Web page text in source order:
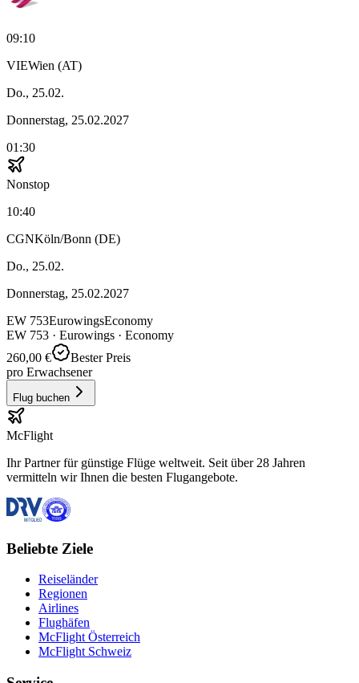
09:10
VIEWien (AT)
Do., 25.02.
Donnerstag, 25.02.2027
01:30
Nonstop
10:40
CGNKöln/Bonn (DE)
Do., 25.02.
Donnerstag, 25.02.2027
EW 753EurowingsEconomy
EW 753 · Eurowings · Economy
260,00 €
Bester Preis
pro Erwachsener
Flug buchen
McFlight
Ihr Partner für günstige Flüge weltweit. Seit über 28 Jahren
vermitteln wir Ihnen die besten Flugangebote.
Beliebte Ziele
Reiseländer
Regionen
Airlines
Flughäfen
McFlight Österreich
McFlight Schweiz